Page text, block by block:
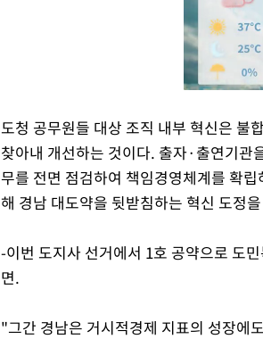
도청 공무원들 대상 조직 내부 혁신은 불
찾아내 개선하는 것이다. 출자·출연기관
무를 전면 점검하여 책임경영체계를 확
해 경남 대도약을 뒷받침하는 혁신 도정
-이번 도지사 선거에서 1호 공약으로 도
면.
"그간 경남은 거시적경제 지표의 성장에